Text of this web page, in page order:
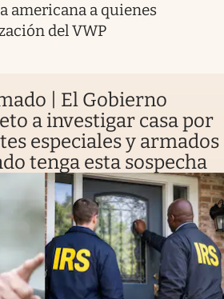
americana a quienes
del VWP
| El Gobierno
a investigar casa por
especiales y armados
tenga esta sospecha